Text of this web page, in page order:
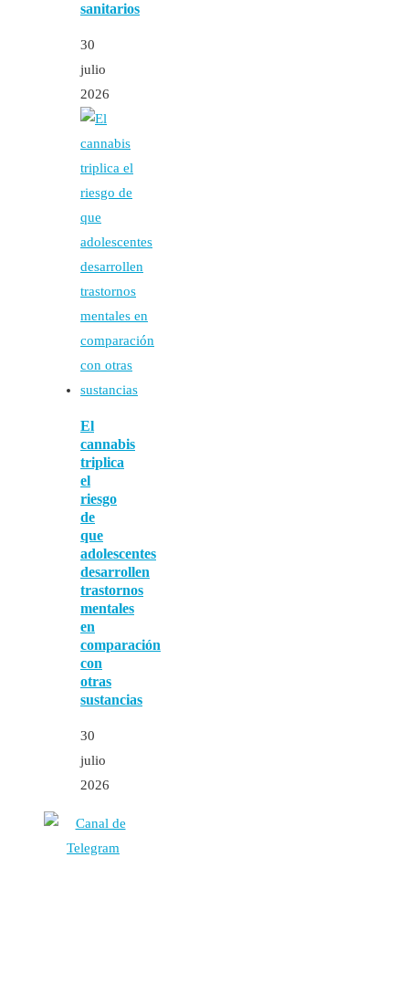
sanitarios
30
julio
2026
El
cannabis
triplica
el
riesgo
de
que
adolescentes
desarrollen
trastornos
mentales
en
comparación
con
otras
sustancias
30
julio
2026